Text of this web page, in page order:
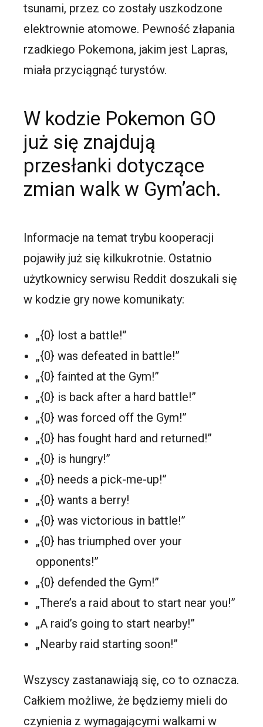
tsunami, przez co zostały uszkodzone
elektrownie atomowe. Pewność złapania
rzadkiego Pokemona, jakim jest Lapras,
miała przyciągnąć turystów.
W kodzie Pokemon GO
już się znajdują
przesłanki dotyczące
zmian walk w Gym’ach.
Informacje na temat trybu kooperacji
pojawiły już się kilkukrotnie. Ostatnio
użytkownicy serwisu Reddit doszukali się
w kodzie gry nowe komunikaty:
„{0} lost a battle!”
„{0} was defeated in battle!”
„{0} fainted at the Gym!”
„{0} is back after a hard battle!”
„{0} was forced off the Gym!”
„{0} has fought hard and returned!”
„{0} is hungry!”
„{0} needs a pick-me-up!”
„{0} wants a berry!
„{0} was victorious in battle!”
„{0} has triumphed over your
opponents!”
„{0} defended the Gym!”
„There’s a raid about to start near you!”
„A raid’s going to start nearby!”
„Nearby raid starting soon!”
Wszyscy zastanawiają się, co to oznacza.
Całkiem możliwe, że będziemy mieli do
czynienia z wymagającymi walkami w